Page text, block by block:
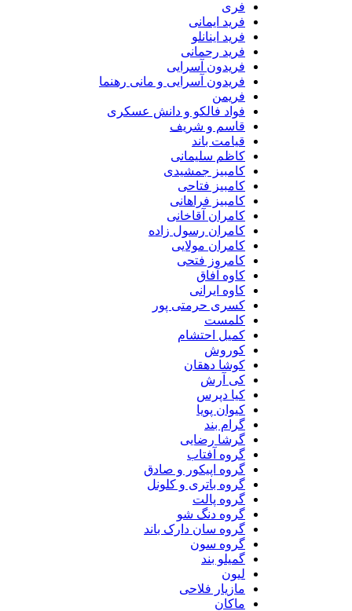
فرید ایمانی
فرید اینانلو
فرید رحمانی
فریدون آسرایی
فریدون آسرایی و مانی رهنما
فواد فالکو و دانش عسکری
قاسم و شریف
قیامت باند
کاظم سلیمانی
کامبیز جمشیدی
کامبیز فتاحی
کامبیز فراهانی
کامران آقاخانی
کامران رسول زاده
کامران مولایی
کامروز فتحی
کاوه آفاق
کاوه ایرانی
کسری حرمتی پور
کلمست
کمیل احتشام
کوروش
کوشا دهقان
کی آرش
کیا دپرس
کیوان پویا
گرام بند
گرشا رضایی
گروه آفتاب
گروه اپیکور و صادق
گروه باتری و کلونل
گروه پالت
گروه دنگ شو
گروه سان دارک باند
گروه سون
گمیلو بند
مازیار فلاحی